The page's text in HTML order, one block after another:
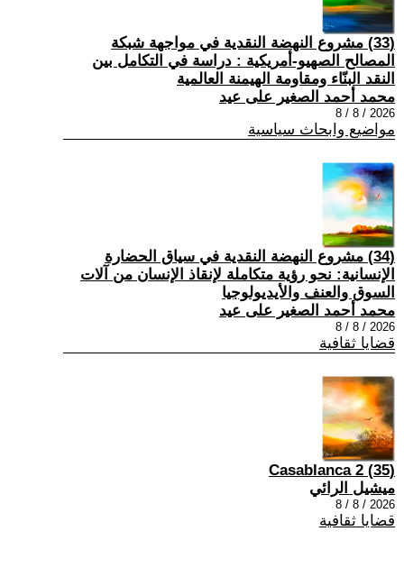
(33) مشروع النهضة النقدية في مواجهة شبكة
المصالح الصهيو-أمريكية : دراسة في التكامل بين
النقد البنّاء ومقاومة الهيمنة العالمية
محمد أحمد الصغير على عيد
2026 / 8 / 8
مواضيع وابحاث سياسية
(34) مشروع النهضة النقدية في سياق الحضارة
الإنسانية: نحو رؤية متكاملة لإنقاذ الإنسان من آلات
السوق والعنف والأيديولوجيا
محمد أحمد الصغير على عيد
2026 / 8 / 8
قضايا ثقافية
(35) Casablanca 2
ميشيل الرائي
2026 / 8 / 8
قضايا ثقافية